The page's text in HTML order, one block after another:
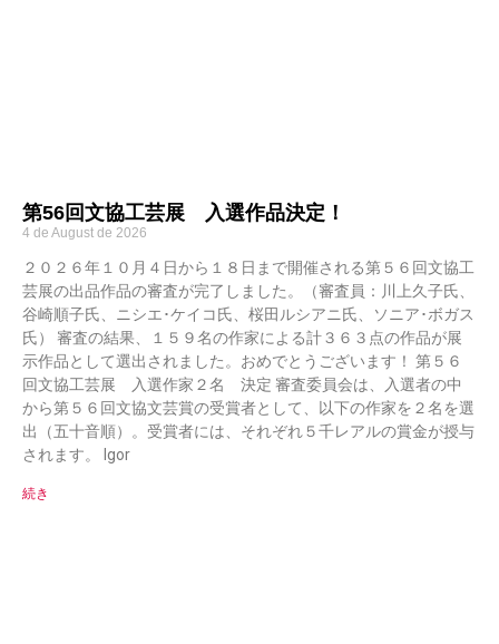
第56回文協工芸展 入選作品決定！
4 de August de 2026
２０２６年１０月４日から１８日まで開催される第５６回文協工
芸展の出品作品の審査が完了しました。（審査員：川上久子氏、
谷崎順子氏、ニシエ･ケイコ氏、桜田ルシアニ氏、ソニア･ボガス
氏） 審査の結果、１５９名の作家による計３６３点の作品が展
示作品として選出されました。おめでとうございます！ 第５６
回文協工芸展 入選作家２名 決定 審査委員会は、入選者の中
から第５６回文協文芸賞の受賞者として、以下の作家を２名を選
出（五十音順）。受賞者には、それぞれ５千レアルの賞金が授与
されます。 Igor
続き